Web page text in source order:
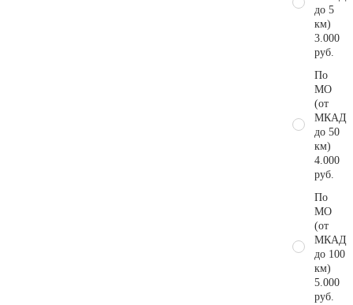
до 5
км)
3.000
руб.
По
МО
(от
МКАД
до 50
км)
4.000
руб.
По
МО
(от
МКАД
до 100
км)
5.000
руб.